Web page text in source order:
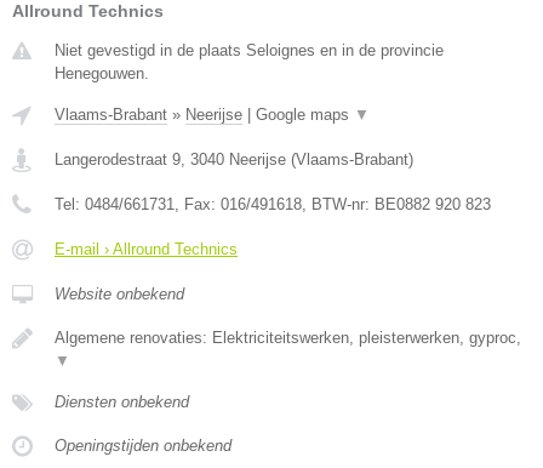
Allround Technics
Niet gevestigd in de plaats Seloignes en in de provincie
Henegouwen.
Vlaams-Brabant » Neerijse Google maps ▼
Langerodestraat 9, 3040 Neerijse (Vlaams-Brabant)
Tel: 0484/661731, Fax: 016/491618, BTW-nr: BE0882 920 823
E-mail › Allround Technics
Website onbekend
Algemene renovaties: Elektriciteitswerken, pleisterwerken, gyproc,
▼
Diensten onbekend
Openingstijden onbekend